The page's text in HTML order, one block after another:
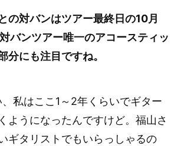
対バンはツアー最終日の10月
バンツアー唯一のアコースティッ
分にも注目ですね。
私はここ1～2年くらいでギター
ようになったんですけど。福山さ
ギタリストでもいらっしゃるの